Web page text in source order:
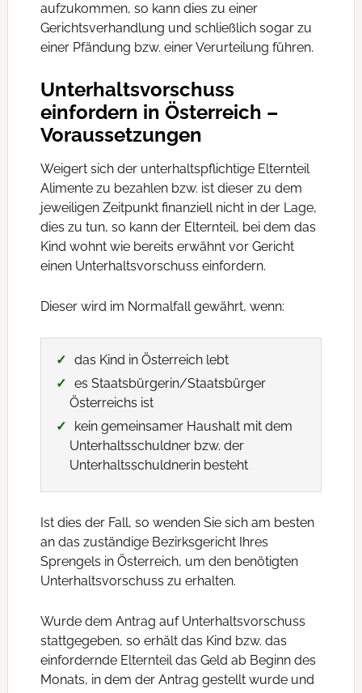
aufzukommen, so kann dies zu einer
Gerichtsverhandlung und schließlich sogar zu
einer Pfändung bzw. einer Verurteilung führen.
Unterhaltsvorschuss
einfordern in Österreich –
Voraussetzungen
Weigert sich der unterhaltspflichtige Elternteil
Alimente zu bezahlen bzw. ist dieser zu dem
jeweiligen Zeitpunkt finanziell nicht in der Lage,
dies zu tun, so kann der Elternteil, bei dem das
Kind wohnt wie bereits erwähnt vor Gericht
einen Unterhaltsvorschuss einfordern.
Dieser wird im Normalfall gewährt, wenn:
das Kind in Österreich lebt
es Staatsbürgerin/Staatsbürger
Österreichs ist
kein gemeinsamer Haushalt mit dem
Unterhaltsschuldner bzw. der
Unterhaltsschuldnerin besteht
Ist dies der Fall, so wenden Sie sich am besten
an das zuständige Bezirksgericht Ihres
Sprengels in Österreich, um den benötigten
Unterhaltsvorschuss zu erhalten.
Wurde dem Antrag auf Unterhaltsvorschuss
stattgegeben, so erhält das Kind bzw. das
einfordernde Elternteil das Geld ab Beginn des
Monats, in dem der Antrag gestellt wurde und